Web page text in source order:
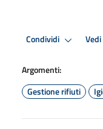
Condividi
Argomenti:
Gestione rifiuti